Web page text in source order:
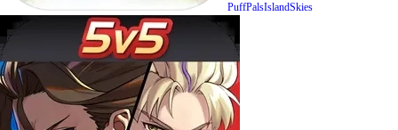
PuffPalsIslandSkies